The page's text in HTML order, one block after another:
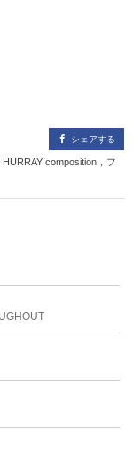
シェアする
HURRAY composition ， フ